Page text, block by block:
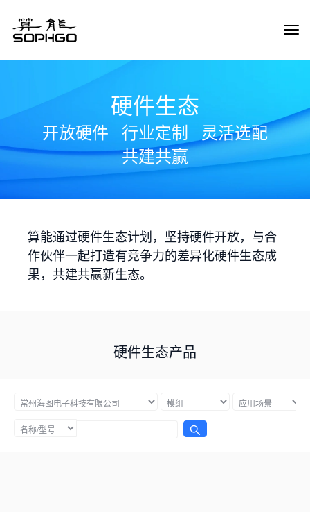
硬件生态
开放硬件 行业定制
灵活选配
共建共赢
算能通过硬件生态计划，坚持硬件开放，与合
作伙伴一起打造有竞争力的差异化硬件生态成
果，共建共赢新生态。
硬件生态产品